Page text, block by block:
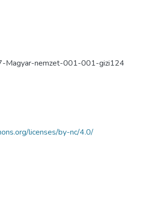
nemzet-001-001-gizi124
licenses/by-nc/4.0/